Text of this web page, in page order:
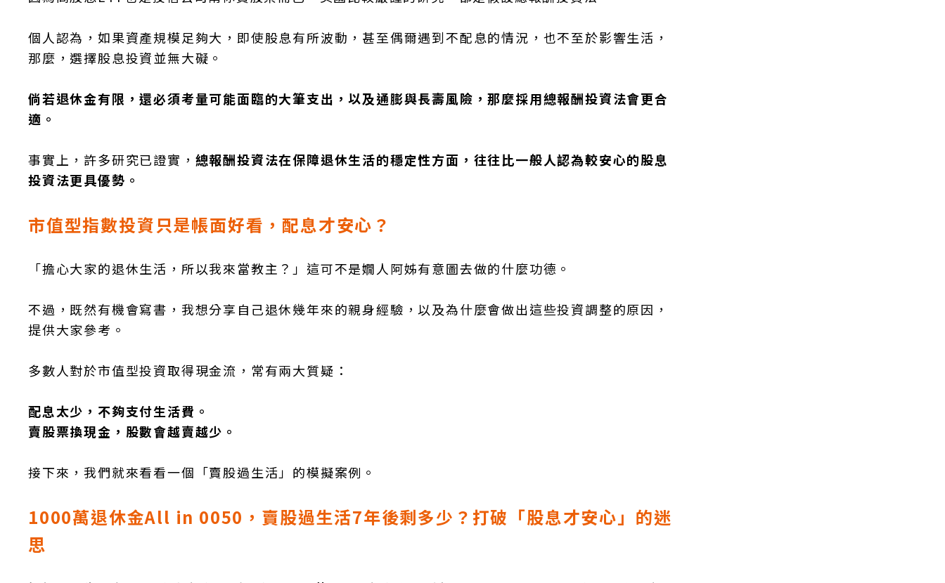
個人認為，如果資產規模足夠大，即使股息有所波動，甚至偶爾遇到不配息的情況，也不至於影響生活，
那麼，選擇股息投資並無大礙。
倘若退休金有限，還必須考量可能面臨的大筆支出，以及通膨與長壽風險，那麼採用總報酬投資法會更合
適。
事實上，許多研究已證實， 總報酬投資法在保障退休生活的穩定性方面，往往比一般人認為較安心的股息
投資法更具優勢。
市值型指數投資只是帳面好看，配息才安心？
「擔心大家的退休生活，所以我來當教主？」這可不是嫺人阿姊有意圖去做的什麼功德。
不過，既然有機會寫書，我想分享自己退休幾年來的親身經驗，以及為什麼會做出這些投資調整的原因，
提供大家參考。
多數人對於市值型投資取得現金流，常有兩大質疑：
配息太少，不夠支付生活費。
賣股票換現金，股數會越賣越少。
接下來，我們就來看看一個「賣股過生活」的模擬案例。
1000萬退休金All in 0050，賣股過生活7年後剩多少？打破「股息才安心」的迷
思